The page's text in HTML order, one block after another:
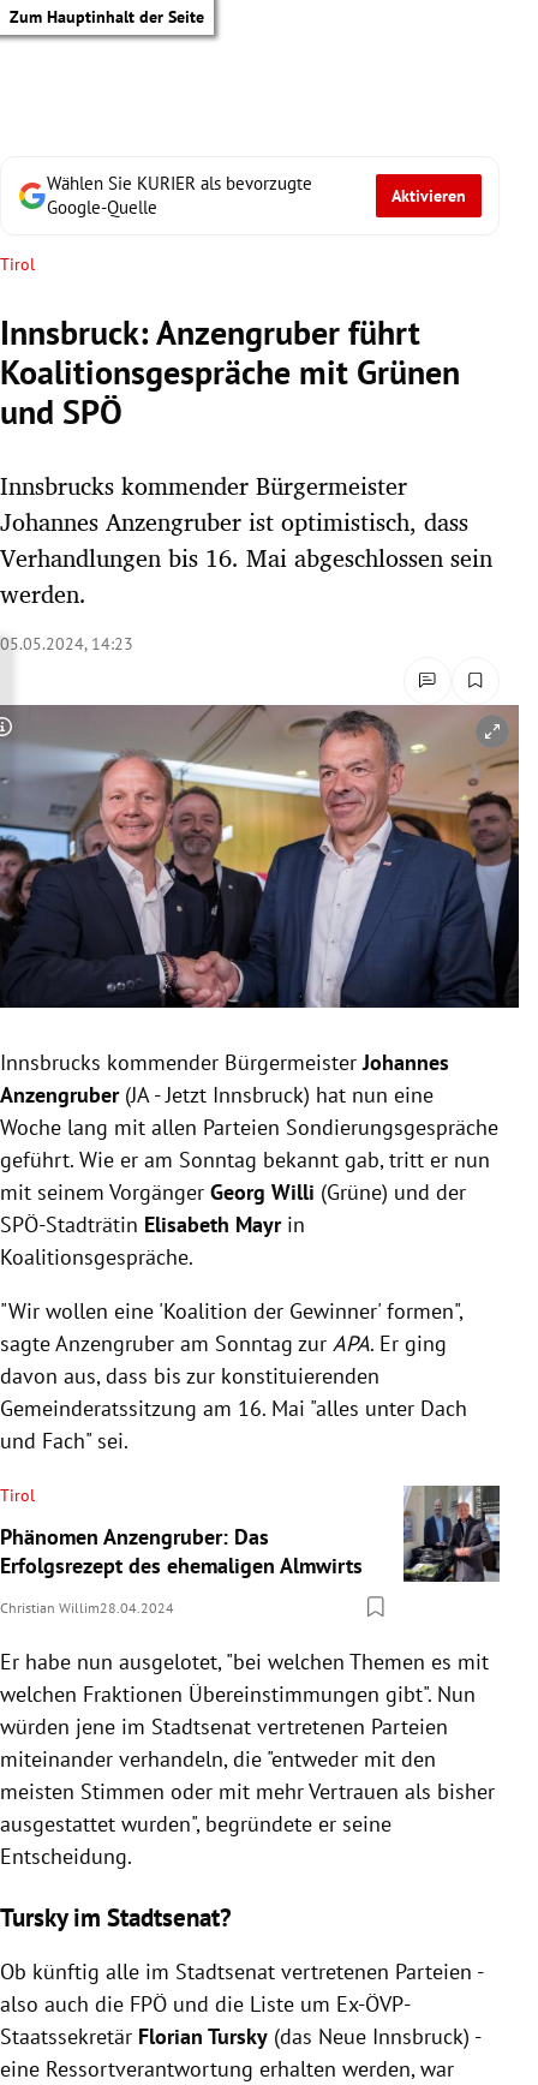
Zum Hauptinhalt der Seite
Untermenü
Untermenü
Untermenü
Untermenü
Untermenü
Untermenü
Wählen Sie KURIER als bevorzugte
Google-Quelle
Aktivieren
Tirol
Innsbruck: Anzengruber führt
Koalitionsgespräche mit Grünen
und SPÖ
Innsbrucks kommender Bürgermeister
Johannes Anzengruber ist optimistisch, dass
Verhandlungen bis 16. Mai abgeschlossen sein
werden.
05.05.2024, 14:23
Copyright-Hinweis öffnen/schließen
Innsbrucks kommender BürgermeisterJohannes
Anzengruber(JA - Jetzt Innsbruck) hat nun eine
Woche lang mit allen Parteien Sondierungsgespräche
geführt. Wie er am Sonntag bekannt gab, tritt er nun
mit seinem Vorgänger Georg Willi (Grüne) und der
SPÖ-Stadträtin Elisabeth Mayrin
Koalitionsgespräche.
"Wir wollen eine 'Koalition der Gewinner' formen",
sagte Anzengruber am Sonntag zur APA. Er ging
davon aus, dass bis zur konstituierenden
Gemeinderatssitzung am 16. Mai "alles unter Dach
und Fach" sei.
Tirol
Phänomen Anzengruber: Das
Erfolgsrezept des ehemaligen Almwirts
Christian Willim28.04.2024
Er habe nun ausgelotet, "bei welchen Themen es mit
welchen Fraktionen Übereinstimmungen gibt". Nun
würden jene im Stadtsenat vertretenen Parteien
miteinander verhandeln, die "entweder mit den
meisten Stimmen oder mit mehr Vertrauen als bisher
ausgestattet wurden", begründete er seine
Entscheidung.
Tursky im Stadtsenat?
Ob künftig alle im Stadtsenat vertretenen Parteien -
also auch die FPÖ und die Liste um Ex-ÖVP-
Staatssekretär Florian Tursky (das Neue Innsbruck) -
eine Ressortverantwortung erhalten werden, war